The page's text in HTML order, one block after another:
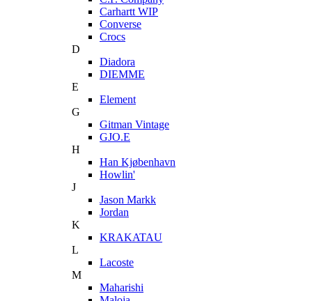
Carhartt WIP
Converse
Crocs
D
Diadora
DIEMME
E
Element
G
Gitman Vintage
GJO.E
H
Han Kjøbenhavn
Howlin'
J
Jason Markk
Jordan
K
KRAKATAU
L
Lacoste
M
Maharishi